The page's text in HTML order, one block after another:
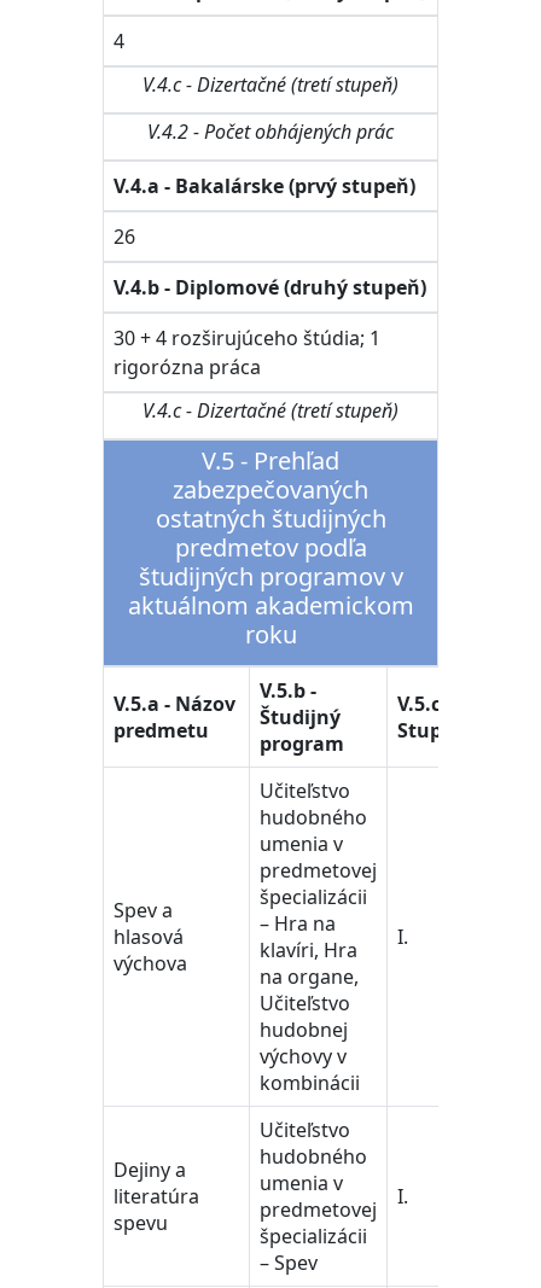
4
V.4.c - Dizertačné (tretí stupeň)
V.4.2 - Počet obhájených prác
V.4.a - Bakalárske (prvý stupeň)
26
V.4.b - Diplomové (druhý stupeň)
30 + 4 rozširujúceho štúdia; 1
rigorózna práca
V.4.c - Dizertačné (tretí stupeň)
V.5 - Prehľad
zabezpečovaných
ostatných študijných
predmetov podľa
študijných programov v
aktuálnom akademickom
roku
V.5.a - Názov
predmetu
V.5.b -
Študijný
program
V.5.c -
Stupeň
Spev a
hlasová
výchova
Učiteľstvo
hudobného
umenia v
predmetovej
špecializácii
– Hra na
klavíri, Hra
na organe,
Učiteľstvo
hudobnej
výchovy v
kombinácii
I.
Dejiny a
literatúra
spevu
Učiteľstvo
hudobného
umenia v
predmetovej
špecializácii
– Spev
I.